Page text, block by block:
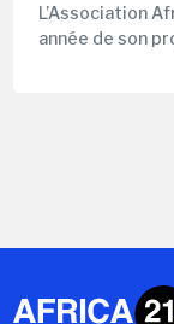
L’Association
année de son